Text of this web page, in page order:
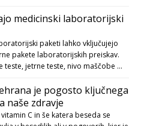
medicinski laboratorijski
paketi lahko vključujejo
pakete laboratorijskih preiskav.
teste, jetrne teste, nivo maščobe …
je pogosto ključnega
naše zdravje
C in še katera beseda se